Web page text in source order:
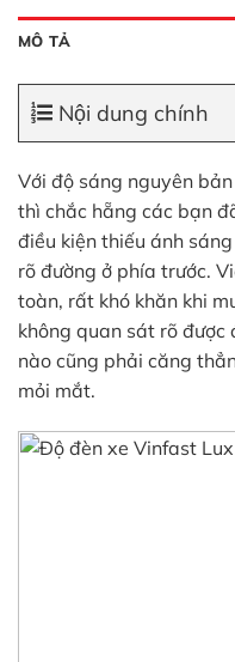
MÔ TẢ
Nội dung chính
Với độ sáng nguyên
thì chắc hẵng các bạn
điều kiện thiếu ánh
rõ đường ở phía trước.
toàn, rất khó khăn khi
không quan sát rõ được
nào cũng phải căng
mỏi mắt.